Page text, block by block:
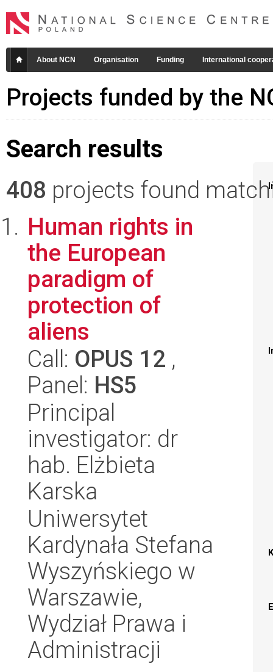
About NCN Organisation Funding International
Projects funded by the
Search results
408 projects found
Human rights in
the European
paradigm of
protection of
aliens
Call: OPUS 12 ,
Panel: HS5
Principal
investigator: dr
hab. Elżbieta
Karska
Uniwersytet
Kardynała Stefana
Wyszyńskiego w
Warszawie,
Wydział Prawa i
Administracji